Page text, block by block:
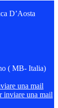
D’Aosta
( MB- Italia)
una mail
inviare una mail